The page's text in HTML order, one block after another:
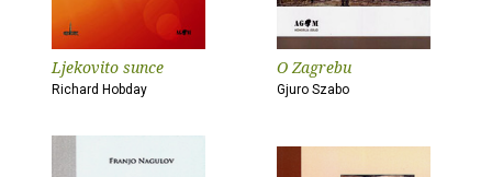
Ljekovito sunce
Richard Hobday
O Zagrebu
Gjuro Szabo